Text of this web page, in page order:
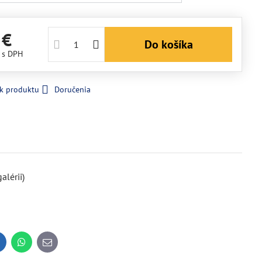
s DPH
Do košíka
produktu Doručenia
WhatsApp
E-
mail